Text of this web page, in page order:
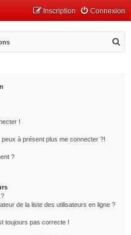
Connexion
Inscription
!
à présent plus me connecter ?!
?
de la liste des utilisateurs en ligne ?
toujours pas correcte !